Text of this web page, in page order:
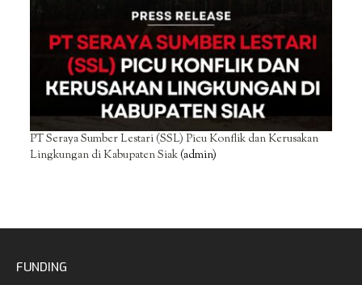
PT Seraya Sumber Lestari (SSL) Picu Konflik dan Kerusakan
Lingkungan di Kabupaten Siak(admin)
FUNDING